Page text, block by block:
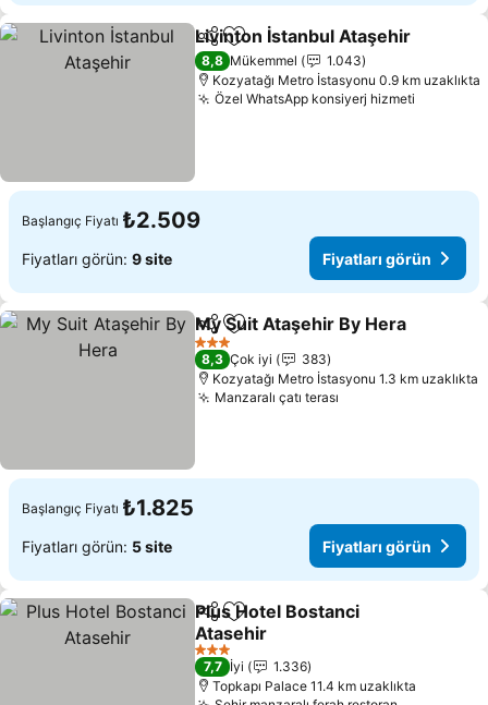
PaylaşFavorilerime ekle
Livinton İstanbul Ataşehir
8,8 Mükemmel
1.043
Kozyatağı Metro İstasyonu 0.9 km uzaklıkta
Özel WhatsApp konsiyerj hizmeti
Başlangıç Fiyatı ₺2.509
Fiyatları görün: 9 site Fiyatları görün
PaylaşFavorilerime ekle
My Suit Ataşehir By Hera
3 Yıldız
8,3 Çok iyi
383
Kozyatağı Metro İstasyonu 1.3 km uzaklıkta
Manzaralı çatı terası
Başlangıç Fiyatı ₺1.825
Fiyatları görün: 5 site Fiyatları görün
PaylaşFavorilerime ekle
Plus Hotel Bostanci
Atasehir
3 Yıldız
7,7 İyi
1.336
Topkapı Palace 11.4 km uzaklıkta